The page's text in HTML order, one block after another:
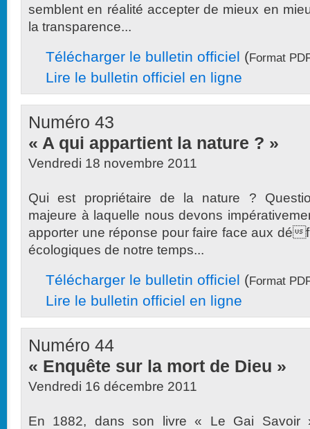
semblent en réalité accepter de mieux en
la transparence...
Télécharger le bulletin officiel (Format
Lire le bulletin officiel en ligne
Numéro 43
« A qui appartient la nature ? »
Vendredi 18 novembre 2011
Qui est propriétaire de la nature ?
majeure à laquelle nous devons
apporter une réponse pour faire face aux dé
écologiques de notre temps...
Télécharger le bulletin officiel (Format
Lire le bulletin officiel en ligne
Numéro 44
« Enquête sur la mort de Dieu »
Vendredi 16 décembre 2011
En 1882, dans son livre « Le Gai Savoir